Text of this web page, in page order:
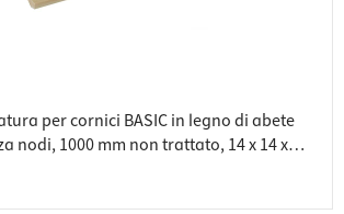
per cornici BASIC in legno di abete
nodi, 1000 mm non trattato, 14 x 14 x